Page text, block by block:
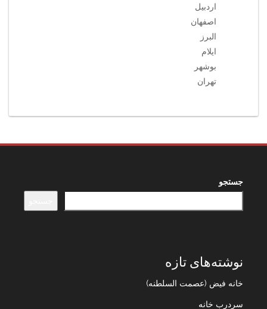
اردبیل
اصفهان
البرز
ایلام
بوشهر
تهران
جستجو
نوشته‌های تازه
خانه فیض (عصمت السلطنه)
سردرب خانه